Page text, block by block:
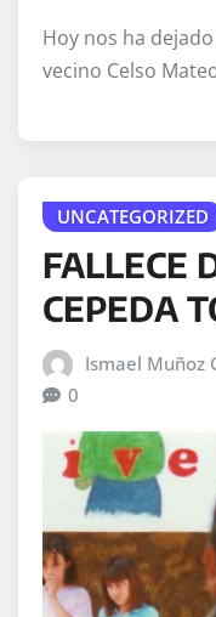
Hoy nos ha
vecino Celso
UNCATEGORIZED
FALLECE
CEPEDA
Ismael Muñoz
0